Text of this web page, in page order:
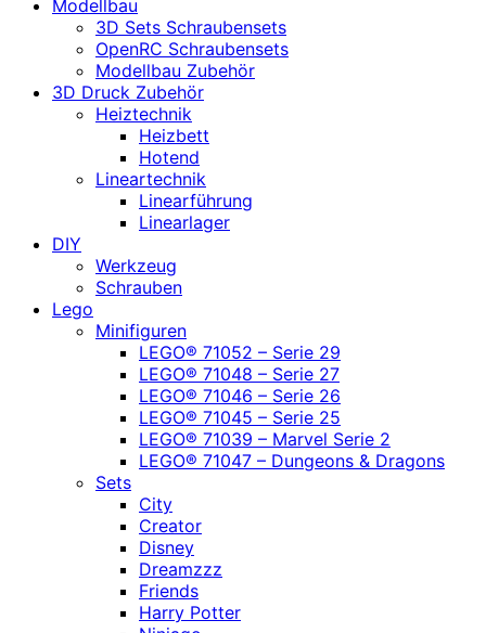
Modellbau
3D Sets Schraubensets
OpenRC Schraubensets
Modellbau Zubehör
3D Druck Zubehör
Heiztechnik
Heizbett
Hotend
Lineartechnik
Linearführung
Linearlager
DIY
Werkzeug
Schrauben
Lego
Minifiguren
LEGO® 71052 – Serie 29
LEGO® 71048 – Serie 27
LEGO® 71046 – Serie 26
LEGO® 71045 – Serie 25
LEGO® 71039 – Marvel Serie 2
LEGO® 71047 – Dungeons & Dragons
Sets
City
Creator
Disney
Dreamzzz
Friends
Harry Potter